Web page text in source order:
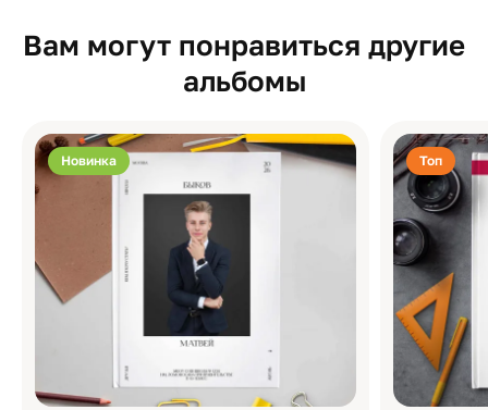
Вам могут понравиться другие
альбомы
Новинка Топ